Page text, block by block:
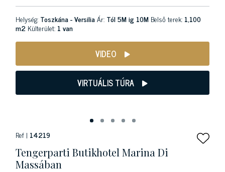
Helység: Toszkána - VersiliaÁr: Tól 5M ig 10M Belső terek: 1,100
m2 Külterület: 1 van
VIDEO
VIRTUÁLIS TÚRA
Ref | 14219
Tengerparti Butikhotel Marina Di
Massában